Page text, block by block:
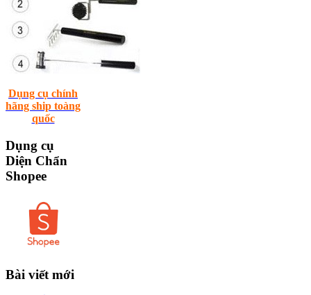
Dụng cụ chính
hãng ship toàng
quốc
Dụng cụ
Diện Chẩn
Shopee
Bài viết mới